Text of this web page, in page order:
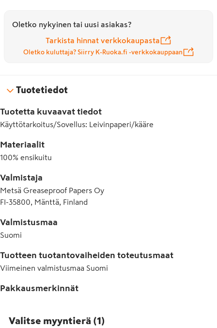
Oletko nykyinen tai uusi asiakas?
Tarkista hinnat verkkokaupasta
Oletko kuluttaja? Siirry K-Ruoka.fi -verkkokauppaan
Tuotetiedot
Tuotetta kuvaavat tiedot
Käyttötarkoitus/Sovellus: Leivinpaperi/kääre
Materiaalit
100% ensikuitu
Valmistaja
Metsä Greaseproof Papers Oy
FI-35800, Mänttä, Finland
Valmistusmaa
Suomi
Tuotteen tuotantovaiheiden toteutusmaat
Viimeinen valmistusmaa Suomi
Pakkausmerkinnät
Valitse myyntierä (1)